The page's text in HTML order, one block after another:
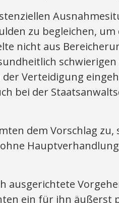
zu begleichen,
nicht aus
Verteidigung
bei der
dem Vorschlag zu,
ausgerichtete
ein für ihn äußerst